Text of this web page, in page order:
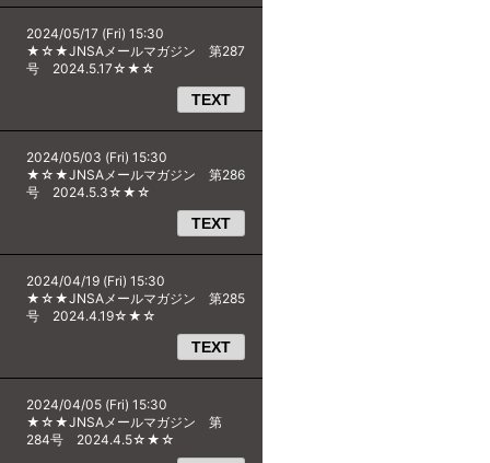
2024/05/17 (Fri) 15:30
★☆★JNSAメールマガジン 第287
号 2024.5.17☆★☆
TEXT
2024/05/03 (Fri) 15:30
★☆★JNSAメールマガジン 第286
号 2024.5.3☆★☆
TEXT
2024/04/19 (Fri) 15:30
★☆★JNSAメールマガジン 第285
号 2024.4.19☆★☆
TEXT
2024/04/05 (Fri) 15:30
★☆★JNSAメールマガジン 第
284号 2024.4.5☆★☆